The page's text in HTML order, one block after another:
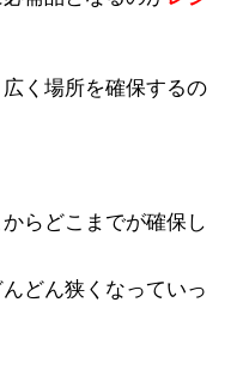
く場所を確保するの
らどこまでが確保し
どん狭くなっていっ